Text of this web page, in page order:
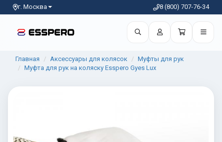
г. Москва 8 (800) 707-76-34
Главная Аксессуары для колясок
Муфты для рук
Муфта для рук на коляску Esspero Gуеs Lux